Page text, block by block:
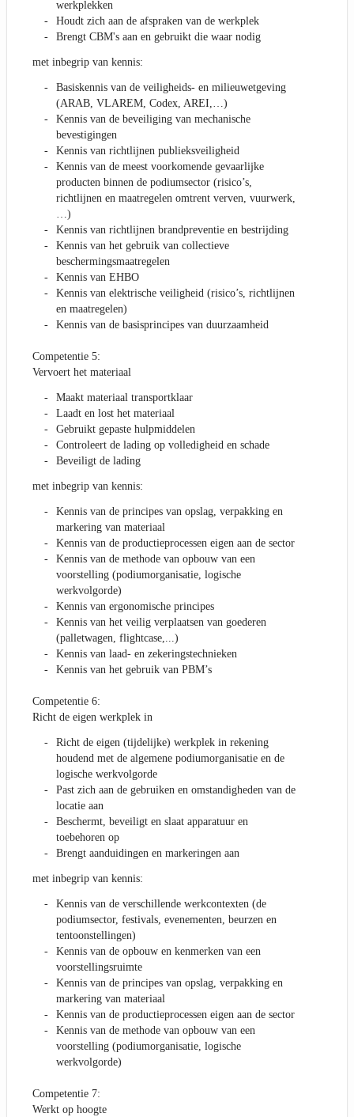
werkplekken
Houdt zich aan de afspraken van de werkplek
Brengt CBM's aan en gebruikt die waar nodig
met inbegrip van kennis:
Basiskennis van de veiligheids- en milieuwetgeving
(ARAB, VLAREM, Codex, AREI,…)
Kennis van de beveiliging van mechanische
bevestigingen
Kennis van richtlijnen publieksveiligheid
Kennis van de meest voorkomende gevaarlijke
producten binnen de podiumsector (risico’s,
richtlijnen en maatregelen omtrent verven, vuurwerk,
…)
Kennis van richtlijnen brandpreventie en bestrijding
Kennis van het gebruik van collectieve
beschermingsmaatregelen
Kennis van EHBO
Kennis van elektrische veiligheid (risico’s, richtlijnen
en maatregelen)
Kennis van de basisprincipes van duurzaamheid
Competentie 5:
Vervoert het materiaal
Maakt materiaal transportklaar
Laadt en lost het materiaal
Gebruikt gepaste hulpmiddelen
Controleert de lading op volledigheid en schade
Beveiligt de lading
met inbegrip van kennis:
Kennis van de principes van opslag, verpakking en
markering van materiaal
Kennis van de productieprocessen eigen aan de sector
Kennis van de methode van opbouw van een
voorstelling (podiumorganisatie, logische
werkvolgorde)
Kennis van ergonomische principes
Kennis van het veilig verplaatsen van goederen
(palletwagen, flightcase,...)
Kennis van laad- en zekeringstechnieken
Kennis van het gebruik van PBM’s
Competentie 6:
Richt de eigen werkplek in
Richt de eigen (tijdelijke) werkplek in rekening
houdend met de algemene podiumorganisatie en de
logische werkvolgorde
Past zich aan de gebruiken en omstandigheden van de
locatie aan
Beschermt, beveiligt en slaat apparatuur en
toebehoren op
Brengt aanduidingen en markeringen aan
met inbegrip van kennis:
Kennis van de verschillende werkcontexten (de
podiumsector, festivals, evenementen, beurzen en
tentoonstellingen)
Kennis van de opbouw en kenmerken van een
voorstellingsruimte
Kennis van de principes van opslag, verpakking en
markering van materiaal
Kennis van de productieprocessen eigen aan de sector
Kennis van de methode van opbouw van een
voorstelling (podiumorganisatie, logische
werkvolgorde)
Competentie 7:
Werkt op hoogte